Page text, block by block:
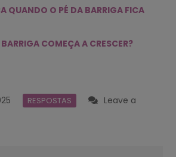
QUANDO O PÉ DA BARRIGA FICA
COMEÇA A CRESCER?
RESPOSTAS
Leave a